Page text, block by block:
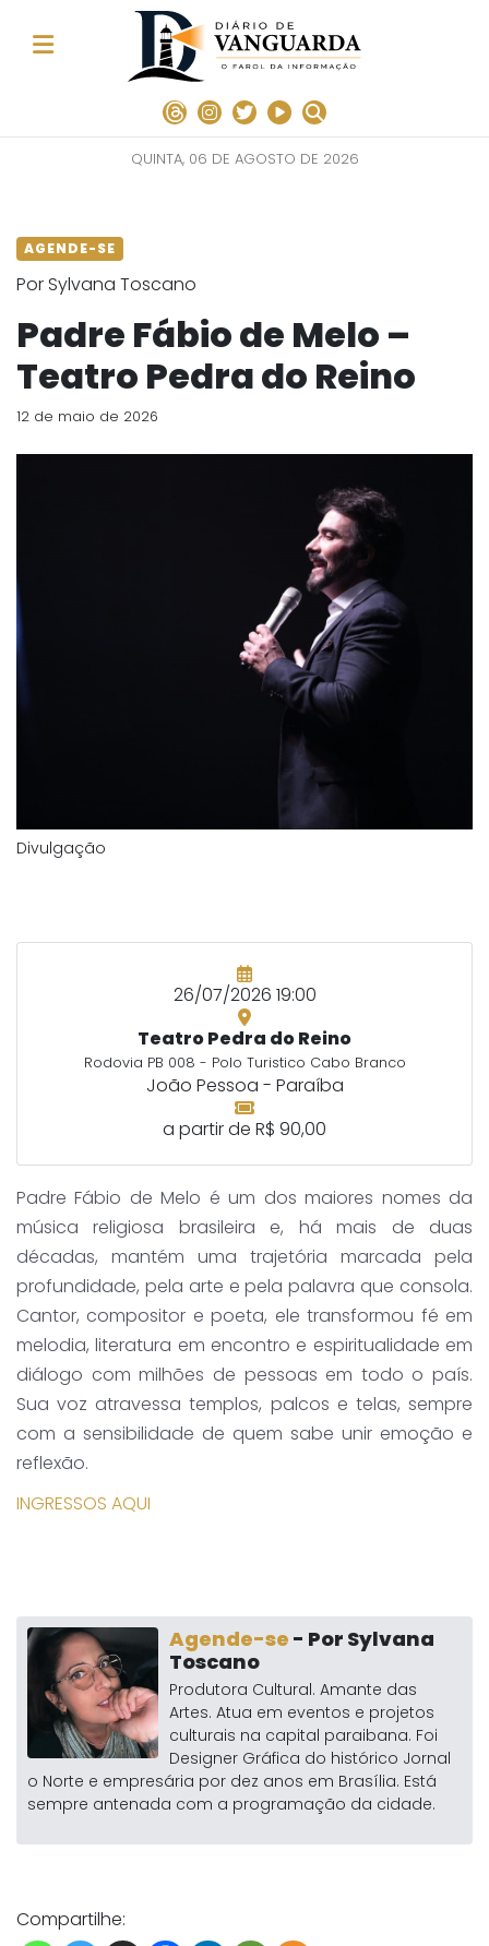
QUINTA, 06 DE AGOSTO DE 2026
AGENDE-SE
Por Sylvana Toscano
Padre Fábio de Melo –
Teatro Pedra do Reino
12 de maio de 2026
Divulgação
26/07/2026 19:00
Teatro Pedra do Reino
Rodovia PB 008 - Polo Turistico Cabo Branco
João Pessoa - Paraíba
a partir de R$ 90,00
Padre Fábio de Melo é um dos maiores nomes da
música religiosa brasileira e, há mais de duas
décadas, mantém uma trajetória marcada pela
profundidade, pela arte e pela palavra que consola.
Cantor, compositor e poeta, ele transformou fé em
melodia, literatura em encontro e espiritualidade em
diálogo com milhões de pessoas em todo o país.
Sua voz atravessa templos, palcos e telas, sempre
com a sensibilidade de quem sabe unir emoção e
reflexão.
INGRESSOS AQUI
Agende-se - Por Sylvana
Toscano
Produtora Cultural. Amante das
Artes. Atua em eventos e projetos
culturais na capital paraibana. Foi
Designer Gráfica do histórico Jornal
o Norte e empresária por dez anos em Brasília. Está
sempre antenada com a programação da cidade.
Compartilhe: